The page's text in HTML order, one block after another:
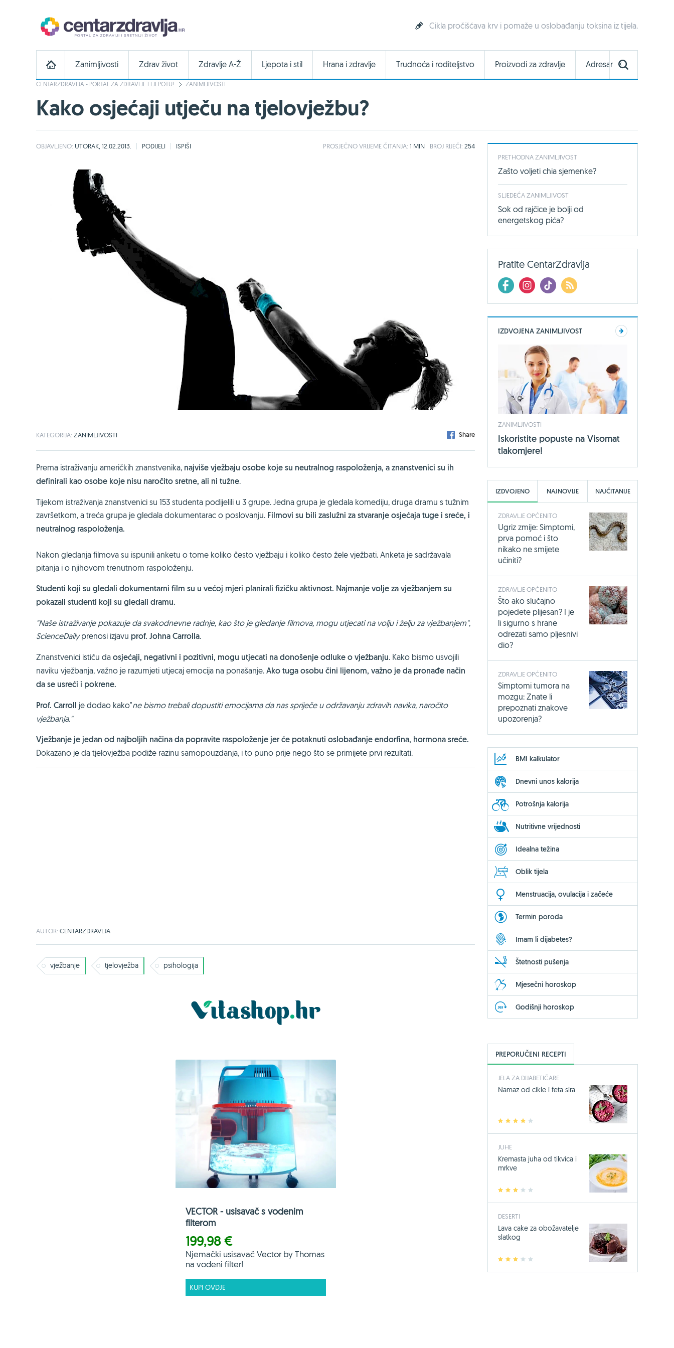
Cikla pročišćava krv i pomaže u oslobađanju toksina iz tijela.
Zanimljivosti Zdrav život Zdravlje A-Ž Ljepota i stil Hrana i zdravlje Trudnoća i roditeljstvo Proizvodi za zdravlje Adresar
CENTARZDRAVLJA - PORTAL ZA ZDRAVLJE I LJEPOTU! ZANIMLJIVOSTI
Kako osjećaji utječu na tjelovježbu?
OBJAVLJENO: UTORAK, 12.02.2013. PODIJELI ISPIŠI PROSJEČNOVRIJEME ČITANJA: 1 MIN BROJ RIJEČI: 254
KATEGORIJA: ZANIMLJIVOSTI Share
Prema istraživanju američkih znanstvenika, najviše vježbaju osobe koje su neutralnog raspoloženja, a znanstvenici su ih
definirali kao osobe koje nisu naročito sretne, ali ni tužne.
Tijekom istraživanja znanstvenici su 153 studenta podijelili u 3 grupe. Jedna grupa je gledala komediju, druga dramu s tužnim
završetkom, a treća grupa je gledala dokumentarac o poslovanju. Filmovi su bili zaslužni za stvaranje osjećaja tuge i sreće, i
neutralnog raspoloženja.
Nakon gledanja filmova su ispunili anketu o tome koliko često vježbaju i koliko često žele vježbati. Anketa je sadržavala
pitanja i o njihovom trenutnom raspoloženju.
Studenti koji su gledali dokumentarni film su u većoj mjeri planirali fizičku aktivnost. Najmanje volje za vježbanjem su
pokazali studenti koji su gledali dramu.
"Naše istraživanje pokazuje da svakodnevne radnje, kao što je gledanje filmova, mogu utjecati na volju i želju za vježbanjem",
ScienceDailyprenosi izjavu prof. Johna Carrolla.
Znanstvenici ističu da osjećaji, negativni i pozitivni, mogu utjecati na donošenje odluke o vježbanju. Kako bismo usvojili
naviku vježbanja, važno je razumjeti utjecaj emocija na ponašanje. Ako tuga osobu čini lijenom, važno je da pronađe način
da se usreći i pokrene.
Prof. Carroll je dodao kako"ne bismo trebali dopustiti emocijama da nas spriječe u održavanju zdravih navika, naročito
vježbanja."
Vježbanje je jedan od najboljih načina da popravite raspoloženje jer će potaknuti oslobađanje endorfina, hormona sreće.
Dokazano je da tjelovježba podiže razinu samopouzdanja, i to puno prije nego što se primijete prvi rezultati.
AUTOR: CENTARZDRAVLJA
vježbanje tjelovježba psihologija
VECTOR - usisavač s vodenim
filterom
199,98 €
Njemački usisavač Vector by Thomas
na vodeni filter!
KUPI OVDJE
-24%
Bio-Kult, 60
PRETHODNA ZANIMLJIVOST
Zašto voljeti chia sjemenke?
SLJEDEĆA ZANIMLJIVOST
Sok od rajčice je bolji od
energetskog pića?
Pratite CentarZdravlja
IZDVOJENA ZANIMLJIVOST
ZANIMLJIVOSTI
Iskoristite popuste na Visomat
tlakomjere!
IZDVOJENO NAJNOVIJE NAJČITANIJE
ZDRAVLJE OPĆENITO
Ugriz zmije: Simptomi,
prva pomoć i što
nikako ne smijete
učiniti?
ZDRAVLJE OPĆENITO
Što ako slučajno
pojedete plijesan? I je
li sigurno s hrane
odrezati samo pljesnivi
dio?
ZDRAVLJE OPĆENITO
Simptomi tumora na
mozgu: Znate li
prepoznati znakove
upozorenja?
BMI kalkulator
Dnevni unos kalorija
Potrošnja kalorija
Nutritivne vrijednosti
Idealna težina
Oblik tijela
Menstruacija, ovulacija i začeće
Termin poroda
Imam li dijabetes?
Štetnosti pušenja
Mjesečni horoskop
Godišnji horoskop
PREPORUČENI RECEPTI
JELA ZA DIJABETIČARE
2 3 4
Namaz od cikle i feta sira
JUHE
2 3 4
Kremasta juha od tikvica i
mrkve
DESERTI
2 3 4
Lava cake za obožavatelje
slatkog